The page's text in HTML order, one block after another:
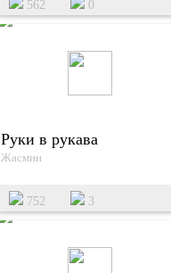
562 0
Руки в рукава
Жасмин
752 3